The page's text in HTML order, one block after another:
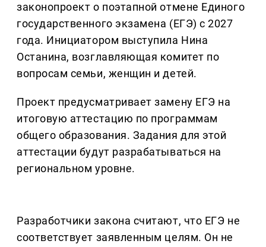
законопроект о поэтапной отмене Единого
государственного экзамена (ЕГЭ) с 2027
года. Инициатором выступила Нина
Останина, возглавляющая комитет по
вопросам семьи, женщин и детей.
Проект предусматривает замену ЕГЭ на
итоговую аттестацию по программам
общего образования. Задания для этой
аттестации будут разрабатываться на
региональном уровне.
Разработчики закона считают, что ЕГЭ не
соответствует заявленным целям. Он не